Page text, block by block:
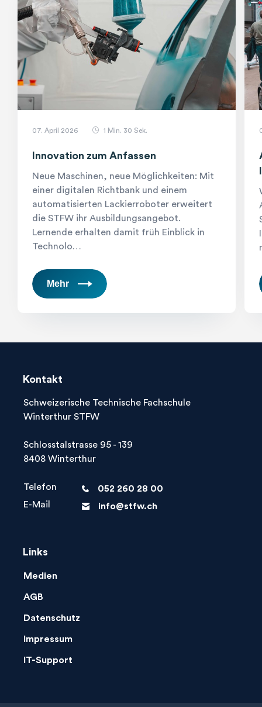
07. April 2026 clock 1 Min. 30 Sek.
Innovation zum Anfassen
Neue Maschinen, neue Möglichkeiten: Mit
einer digitalen Richtbank und einem
automatisierten Lackierroboter erweitert
die STFW ihr Ausbildungsangebot.
Lernende erhalten damit früh Einblick in
Technolo…
Mehr
Kontakt
Schweizerische Technische Fachschule
Winterthur STFW
Schlosstalstrasse 95 - 139
8408 Winterthur
Telefon phone
052 260 28 00
E-Mail
letter info@stfw.ch
Links
Medien
AGB
Datenschutz
Impressum
IT-Support